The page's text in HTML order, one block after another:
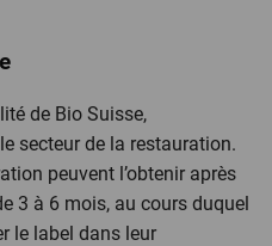
de Bio Suisse,
secteur de la restauration.
peuvent l’obtenir après
3 à 6 mois, au cours duquel
le label dans leur